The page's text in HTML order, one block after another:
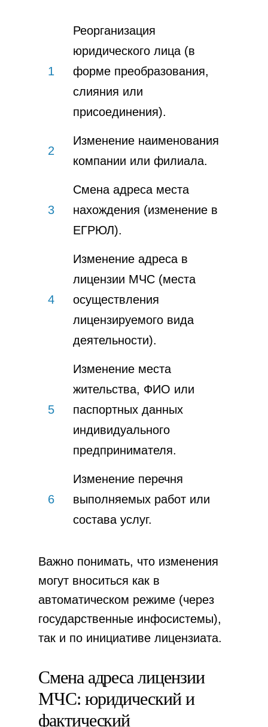
1
Реорганизация
юридического лица (в
форме преобразования,
слияния или
присоединения).
2
Изменение наименования
компании или филиала.
3
Смена адреса места
нахождения (изменение в
ЕГРЮЛ).
4
Изменение адреса в
лицензии МЧС (места
осуществления
лицензируемого вида
деятельности).
5
Изменение места
жительства, ФИО или
паспортных данных
индивидуального
предпринимателя.
6
Изменение перечня
выполняемых работ или
состава услуг.
Важно понимать, что изменения
могут вноситься как в
автоматическом режиме (через
государственные инфосистемы),
так и по инициативе лицензиата.
Смена адреса лицензии
МЧС: юридический и
фактический